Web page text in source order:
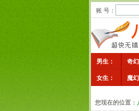
账 号：
男生： 奇
女生： 魔
您现在的位置：